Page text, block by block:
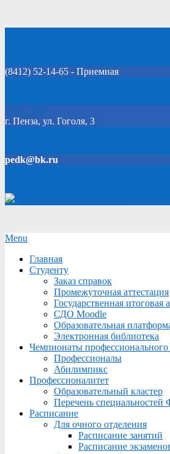
(8412) 52-14-65 - Приемная
Click Here
г. Пенза, ул. Гоголя, 3
pedk@bk.ru
Secondary
Menu
Menu
Главная
Студенту
Заказ справок
Промежуточная аттестация
Государственная итоговая
СДО Moodle
Образовательная
Электронная библиотека
Чемпионаты профессионального
Профессионалы
Абилимпикс
Профессионалитет
Образовательный кластер
Перечень
Расписание
Для очного отделения
Расписание занятий
Расписание